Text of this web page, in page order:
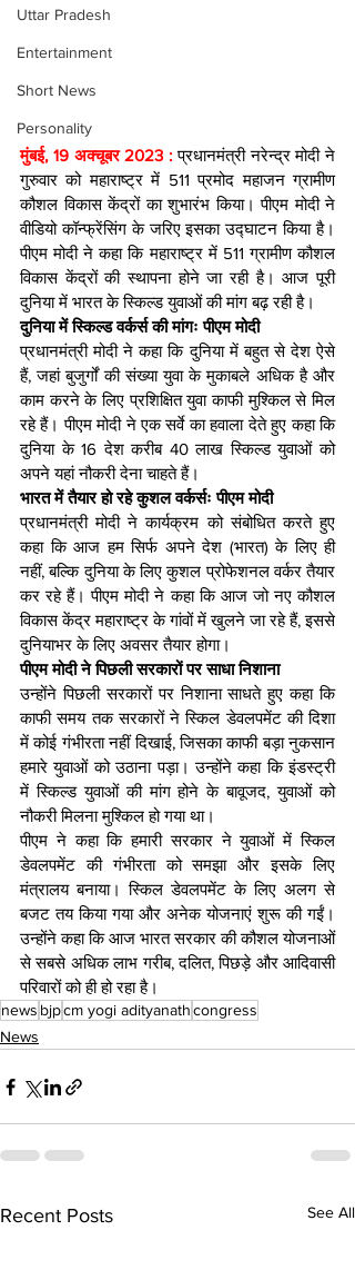
Uttar Pradesh
Entertainment
Short News
Personality
मुंबई, 19 अक्चूबर 2023 : प्रधानमंत्री नरेन्द्र मोदी ने
गुरुवार को महाराष्ट्र में 511 प्रमोद महाजन ग्रामीण
कौशल विकास केंद्रों का शुभारंभ किया। पीएम मोदी ने
वीडियो कॉन्फ्रेंसिंग के जरिए इसका उद्घाटन किया है।
पीएम मोदी ने कहा कि महाराष्ट्र में 511 ग्रामीण कौशल
विकास केंद्रों की स्थापना होने जा रही है। आज पूरी
दुनिया में भारत के स्किल्ड युवाओं की मांग बढ़ रही है।
दुनिया में स्किल्ड वर्कर्स की मांगः पीएम मोदी
प्रधानमंत्री मोदी ने कहा कि दुनिया में बहुत से देश ऐसे
हैं, जहां बुजुर्गों की संख्या युवा के मुकाबले अधिक है और
काम करने के लिए प्रशिक्षित युवा काफी मुश्किल से मिल
रहे हैं। पीएम मोदी ने एक सर्वे का हवाला देते हुए कहा कि
दुनिया के 16 देश करीब 40 लाख स्किल्ड युवाओं को
अपने यहां नौकरी देना चाहते हैं।
भारत में तैयार हो रहे कुशल वर्कर्सः पीएम मोदी
प्रधानमंत्री मोदी ने कार्यक्रम को संबोधित करते हुए
कहा कि आज हम सिर्फ अपने देश (भारत) के लिए ही
नहीं, बल्कि दुनिया के लिए कुशल प्रोफेशनल वर्कर तैयार
कर रहे हैं। पीएम मोदी ने कहा कि आज जो नए कौशल
विकास केंद्र महाराष्ट्र के गांवों में खुलने जा रहे हैं, इससे
दुनियाभर के लिए अवसर तैयार होगा।
पीएम मोदी ने पिछली सरकारों पर साधा निशाना
उन्होंने पिछली सरकारों पर निशाना साधते हुए कहा कि
काफी समय तक सरकारों ने स्किल डेवलपमेंट की दिशा
में कोई गंभीरता नहीं दिखाई, जिसका काफी बड़ा नुकसान
हमारे युवाओं को उठाना पड़ा। उन्होंने कहा कि इंडस्ट्री
में स्किल्ड युवाओं की मांग होने के बावूजद, युवाओं को
नौकरी मिलना मुश्किल हो गया था।
पीएम ने कहा कि हमारी सरकार ने युवाओं में स्किल
डेवलपमेंट की गंभीरता को समझा और इसके लिए
मंत्रालय बनाया। स्किल डेवलपमेंट के लिए अलग से
बजट तय किया गया और अनेक योजनाएं शुरू की गईं।
उन्होंने कहा कि आज भारत सरकार की कौशल योजनाओं
से सबसे अधिक लाभ गरीब, दलित, पिछड़े और आदिवासी
परिवारों को ही हो रहा है।
news bjpcm yogi adityanathcongress
News
Recent Posts See All